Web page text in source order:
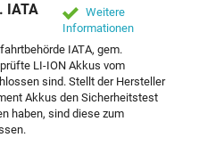
IATA
Weitere
Informationen
IATA, gem.
LI-ION Akkus vom
sind. Stellt der Hersteller
Akkus den Sicherheitstest
haben, sind diese zum